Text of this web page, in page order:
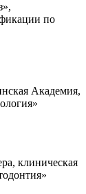
по
Академия,
клиническая